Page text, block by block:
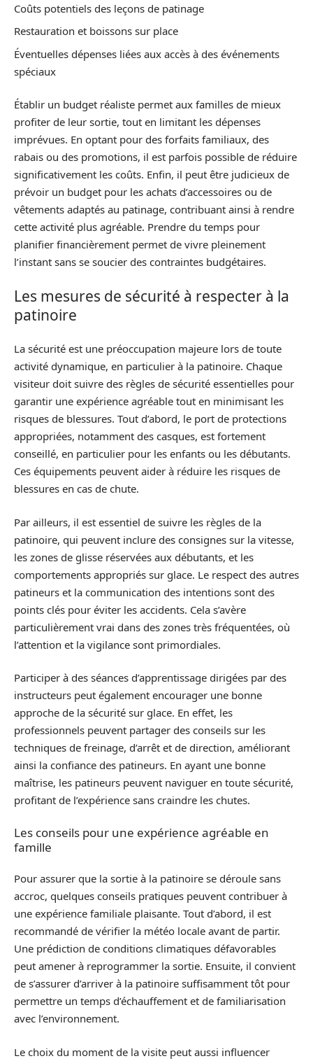
Coûts potentiels des leçons de patinage
Restauration et boissons sur place
Éventuelles dépenses liées aux accès à des événements
spéciaux
Établir un budget réaliste permet aux familles de mieux
profiter de leur sortie, tout en limitant les dépenses
imprévues. En optant pour des forfaits familiaux, des
rabais ou des promotions, il est parfois possible de réduire
significativement les coûts. Enfin, il peut être judicieux de
prévoir un budget pour les achats d’accessoires ou de
vêtements adaptés au patinage, contribuant ainsi à rendre
cette activité plus agréable. Prendre du temps pour
planifier financièrement permet de vivre pleinement
l’instant sans se soucier des contraintes budgétaires.
Les mesures de sécurité à respecter à la
patinoire
La sécurité est une préoccupation majeure lors de toute
activité dynamique, en particulier à la patinoire. Chaque
visiteur doit suivre des règles de sécurité essentielles pour
garantir une expérience agréable tout en minimisant les
risques de blessures. Tout d’abord, le port de protections
appropriées, notamment des casques, est fortement
conseillé, en particulier pour les enfants ou les débutants.
Ces équipements peuvent aider à réduire les risques de
blessures en cas de chute.
Par ailleurs, il est essentiel de suivre les règles de la
patinoire, qui peuvent inclure des consignes sur la vitesse,
les zones de glisse réservées aux débutants, et les
comportements appropriés sur glace. Le respect des autres
patineurs et la communication des intentions sont des
points clés pour éviter les accidents. Cela s’avère
particulièrement vrai dans des zones très fréquentées, où
l’attention et la vigilance sont primordiales.
Participer à des séances d’apprentissage dirigées par des
instructeurs peut également encourager une bonne
approche de la sécurité sur glace. En effet, les
professionnels peuvent partager des conseils sur les
techniques de freinage, d’arrêt et de direction, améliorant
ainsi la confiance des patineurs. En ayant une bonne
maîtrise, les patineurs peuvent naviguer en toute sécurité,
profitant de l’expérience sans craindre les chutes.
Les conseils pour une expérience agréable en
famille
Pour assurer que la sortie à la patinoire se déroule sans
accroc, quelques conseils pratiques peuvent contribuer à
une expérience familiale plaisante. Tout d’abord, il est
recommandé de vérifier la météo locale avant de partir.
Une prédiction de conditions climatiques défavorables
peut amener à reprogrammer la sortie. Ensuite, il convient
de s’assurer d’arriver à la patinoire suffisamment tôt pour
permettre un temps d’échauffement et de familiarisation
avec l’environnement.
Le choix du moment de la visite peut aussi influencer